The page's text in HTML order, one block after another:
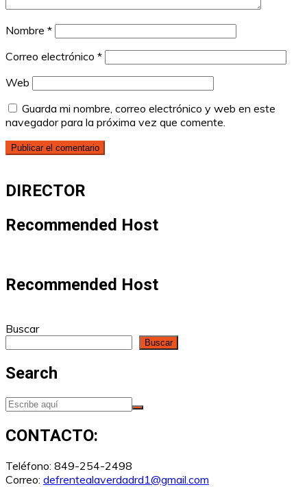
Nombre *
Correo electrónico *
Web
Guarda mi nombre, correo electrónico y web en este
navegador para la próxima vez que comente.
DIRECTOR
Recommended Host
Recommended Host
Buscar
Buscar
Search
CONTACTO:
Teléfono: 849-254-2498
Correo: defrentealaverdadrd1@gmail.com